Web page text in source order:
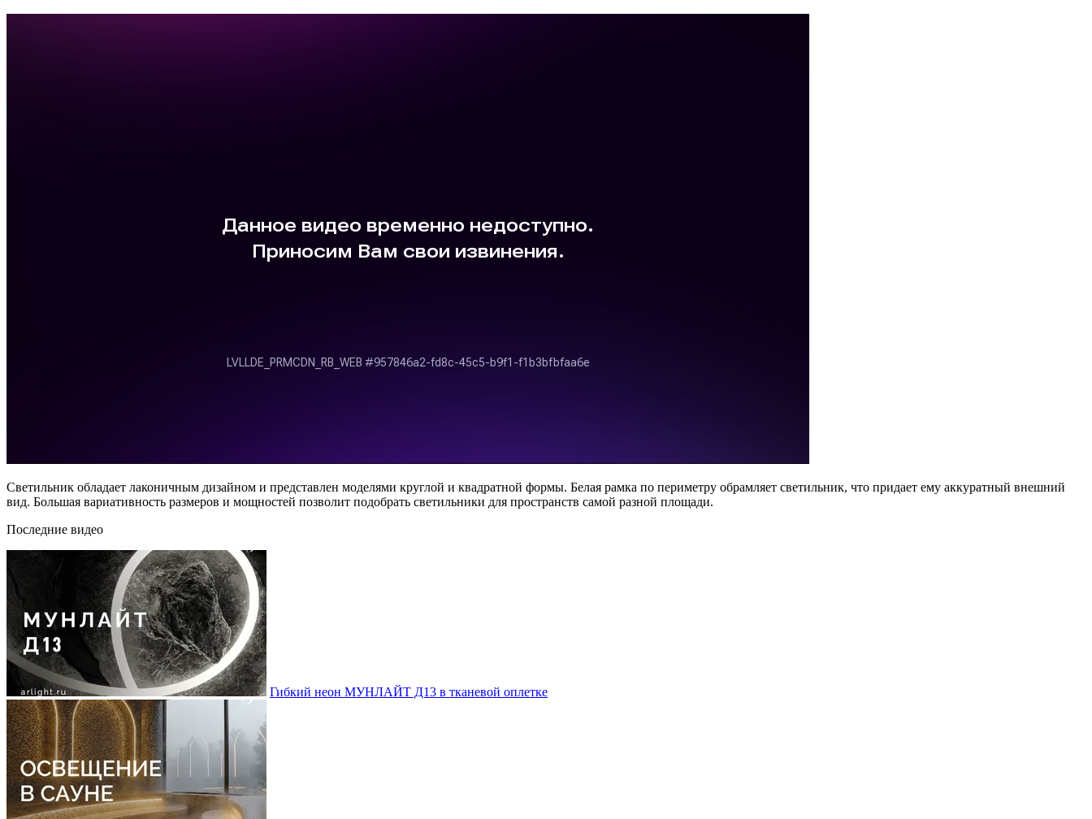
Светильник обладает лаконичным дизайном и представлен моделями круглой и квадратной формы. Белая рамка по периметру обрамляет светильник, что придает ему аккуратный внешний
вид. Большая вариативность размеров и мощностей позволит подобрать светильники для пространств самой разной площади.
Последние видео
Гибкий неон МУНЛАЙТ Д13 в тканевой оплетке